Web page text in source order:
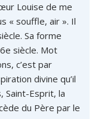
Louise de me
« souffle, air ». Il
Sa forme
siècle. Mot
c’est par
divine qu’il
Saint-Esprit, la
du Père par le